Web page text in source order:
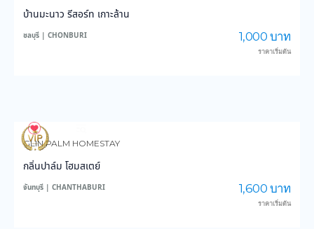
บ้านมะนาว รีสอร์ท เกาะล้าน
ชลบุรี | CHONBURI 1,000 บาท
ราคาเริ่มต้น
3,790
GLIN PALM HOMESTAY
กลิ่นปาล์ม โฮมสเตย์
จันทบุรี | CHANTHABURI 1,600 บาท
ราคาเริ่มต้น